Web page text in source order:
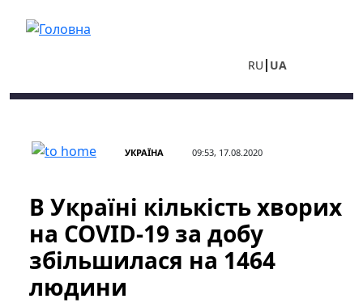
RU UA
УКРАЇНА 09:53, 17.08.2020
В Україні кількість хворих
на COVID-19 за добу
збільшилася на 1464
людини